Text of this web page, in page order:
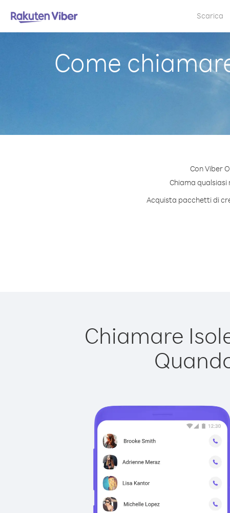
Scarica
Come
Con Viber
Chiama qualsiasi
Acquista pacchetti di
Chiamare